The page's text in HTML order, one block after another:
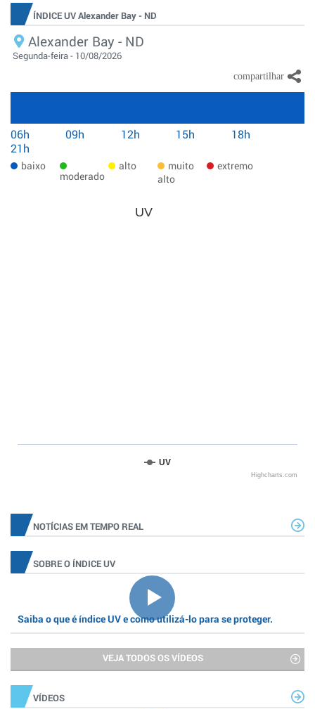
ÍNDICE UV Alexander Bay - ND
Alexander Bay - ND
Segunda-feira - 10/08/2026
06h 09h 12h 15h
18h
21h
baixo
moderado
alto
muito
alto
extremo
UV
UV
Highcharts.com
NOTÍCIAS EM TEMPO REAL
SOBRE O ÍNDICE UV
Saiba o que é índice UV e como utilizá-lo para se proteger.
VEJA TODOS OS VÍDEOS
VÍDEOS